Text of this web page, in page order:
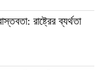
রাষ্ট্রের ব্যর্থতা